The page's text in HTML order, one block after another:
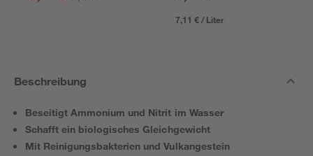
7,11 € / Liter
Beschreibung
Beseitigt Ammonium und Nitrit im Wasser
Schafft ein biologisches Gleichgewicht
Mit Reinigungsbakterien und Vulkangestein